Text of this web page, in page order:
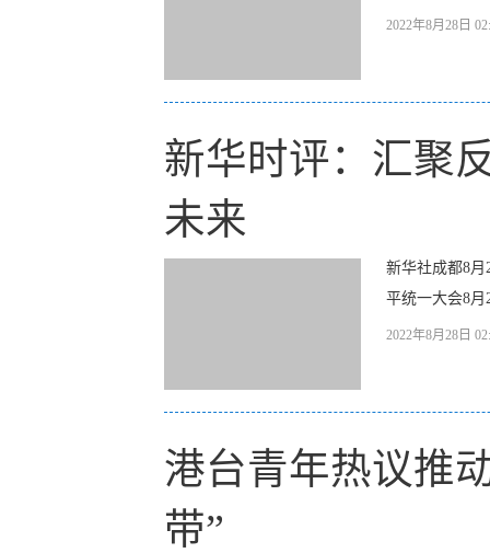
2022年8月28日
新华时评：汇聚
未来
新华社成都8月
平统一大会8月
2022年8月28日
港台青年热议推
带”